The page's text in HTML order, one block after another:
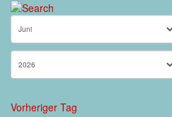
Vorheriger Tag